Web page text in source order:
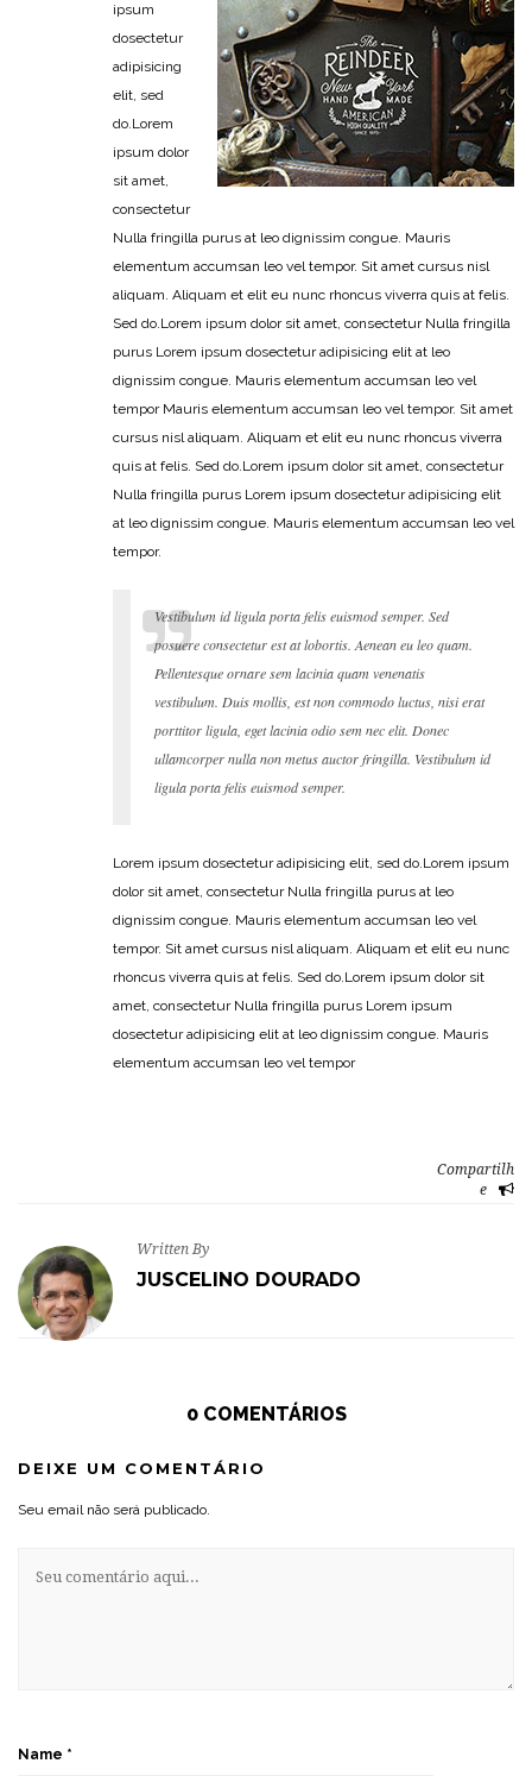
ipsum
dosectetur
adipisicing
elit, sed
do.Lorem
ipsum dolor
sit amet,
consectetur
Nulla fringilla purus at leo dignissim congue. Mauris
elementum accumsan leo vel tempor. Sit amet cursus nisl
aliquam. Aliquam et elit eu nunc rhoncus viverra quis at felis.
Sed do.Lorem ipsum dolor sit amet, consectetur Nulla fringilla
purus Lorem ipsum dosectetur adipisicing elit at leo
dignissim congue. Mauris elementum accumsan leo vel
tempor Mauris elementum accumsan leo vel tempor. Sit amet
cursus nisl aliquam. Aliquam et elit eu nunc rhoncus viverra
quis at felis. Sed do.Lorem ipsum dolor sit amet, consectetur
Nulla fringilla purus Lorem ipsum dosectetur adipisicing elit
at leo dignissim congue. Mauris elementum accumsan leo vel
tempor.
Vestibulum id ligula porta felis euismod semper. Sed
posuere consectetur est at lobortis. Aenean eu leo quam.
Pellentesque ornare sem lacinia quam venenatis
vestibulum. Duis mollis, est non commodo luctus, nisi erat
porttitor ligula, eget lacinia odio sem nec elit. Donec
ullamcorper nulla non metus auctor fringilla. Vestibulum id
ligula porta felis euismod semper.
Lorem ipsum dosectetur adipisicing elit, sed do.Lorem ipsum
dolor sit amet, consectetur Nulla fringilla purus at leo
dignissim congue. Mauris elementum accumsan leo vel
tempor. Sit amet cursus nisl aliquam. Aliquam et elit eu nunc
rhoncus viverra quis at felis. Sed do.Lorem ipsum dolor sit
amet, consectetur Nulla fringilla purus Lorem ipsum
dosectetur adipisicing elit at leo dignissim congue. Mauris
elementum accumsan leo vel tempor
Compartilh
e
Written By
JUSCELINO DOURADO
0 COMENTÁRIOS
DEIXE UM COMENTÁRIO
Seu email não será publicado.
Name *